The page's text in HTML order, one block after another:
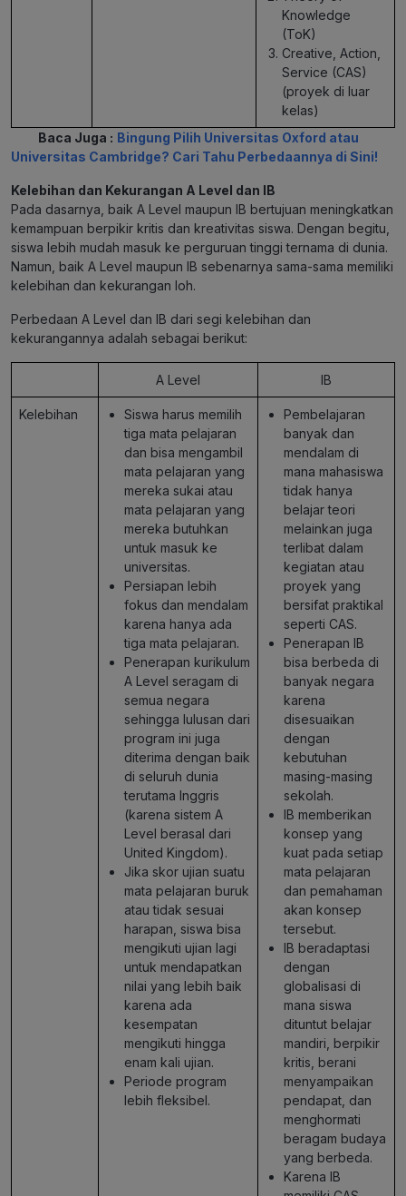
Knowledge
(ToK)
Creative, Action,
Service (CAS)
(proyek di luar
kelas)
Baca Juga : Bingung Pilih Universitas Oxford atau
Universitas Cambridge? Cari Tahu Perbedaannya di Sini!
Kelebihan dan Kekurangan A Level dan IB
Pada dasarnya, baik A Level maupun IB bertujuan meningkatkan
kemampuan berpikir kritis dan kreativitas siswa. Dengan begitu,
siswa lebih mudah masuk ke perguruan tinggi ternama di dunia.
Namun, baik A Level maupun IB sebenarnya sama-sama memiliki
kelebihan dan kekurangan loh.
Perbedaan A Level dan IB dari segi kelebihan dan
kekurangannya adalah sebagai berikut:
A Level IB
Kelebihan
Siswa harus memilih
tiga mata pelajaran
dan bisa mengambil
mata pelajaran yang
mereka sukai atau
mata pelajaran yang
mereka butuhkan
untuk masuk ke
universitas.
Persiapan lebih
fokus dan mendalam
karena hanya ada
tiga mata pelajaran.
Penerapan kurikulum
A Level seragam di
semua negara
sehingga lulusan dari
program ini juga
diterima dengan baik
di seluruh dunia
terutama Inggris
(karena sistem A
Level berasal dari
United Kingdom).
Jika skor ujian suatu
mata pelajaran buruk
atau tidak sesuai
harapan, siswa bisa
mengikuti ujian lagi
untuk mendapatkan
nilai yang lebih baik
karena ada
kesempatan
mengikuti hingga
enam kali ujian.
Periode program
lebih fleksibel.
Pembelajaran
banyak dan
mendalam di
mana mahasiswa
tidak hanya
belajar teori
melainkan juga
terlibat dalam
kegiatan atau
proyek yang
bersifat praktikal
seperti CAS.
Penerapan IB
bisa berbeda di
banyak negara
karena
disesuaikan
dengan
kebutuhan
masing-masing
sekolah.
IB memberikan
konsep yang
kuat pada setiap
mata pelajaran
dan pemahaman
akan konsep
tersebut.
IB beradaptasi
dengan
globalisasi di
mana siswa
dituntut belajar
mandiri, berpikir
kritis, berani
menyampaikan
pendapat, dan
menghormati
beragam budaya
yang berbeda.
Karena IB